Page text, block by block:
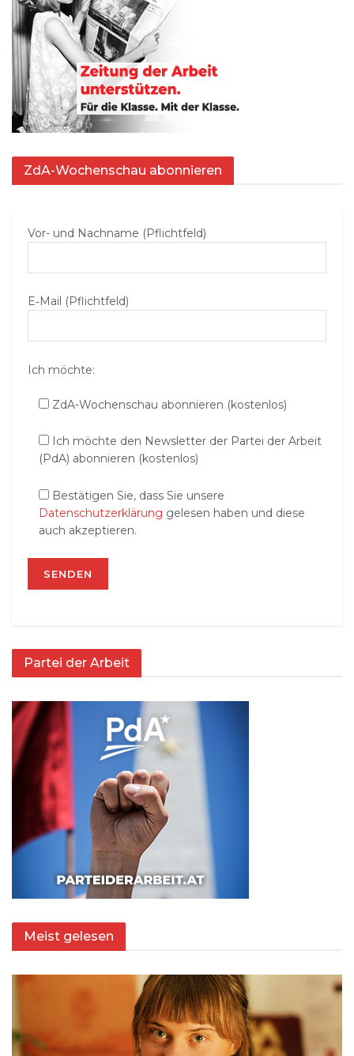
ZdA-Wochenschau abonnieren
Vor- und Nachname (Pflichtfeld)
E‑Mail (Pflichtfeld)
Ich möchte:
ZdA-Wochenschau abonnieren (kostenlos)
Ich möchte den Newsletter der Partei der Arbeit
(PdA) abonnieren (kostenlos)
Bestätigen Sie, dass Sie unsere
Datenschutzerklärung gelesen haben und diese
auch akzeptieren.
Partei der Arbeit
Meist gelesen